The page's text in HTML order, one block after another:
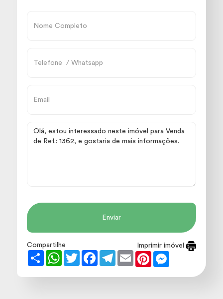
Enviar
Imprimir imóvel
Compartilhe
Share
WhatsApp
TwitterFacebookTelegram
Email PinterestMessenger